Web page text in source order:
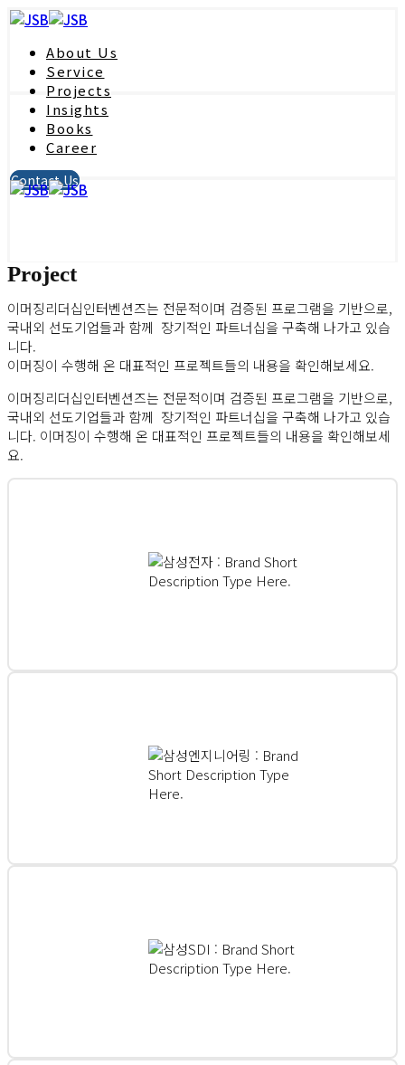
About Us
Service
Projects
Insights
Books
Career
Contact Us
Project
이머징리더십인터벤션즈는 전문적이며 검증된 프로그램을 기반으로,
국내외 선도기업들과 함께 장기적인 파트너십을 구축해 나가고 있습
니다.
이머징이 수행해 온 대표적인 프로젝트들의 내용을 확인해보세요.
이머징리더십인터벤션즈는 전문적이며 검증된 프로그램을 기반으로,
국내외 선도기업들과 함께 장기적인 파트너십을 구축해 나가고 있습
니다. 이머징이 수행해 온 대표적인 프로젝트들의 내용을 확인해보세
요.